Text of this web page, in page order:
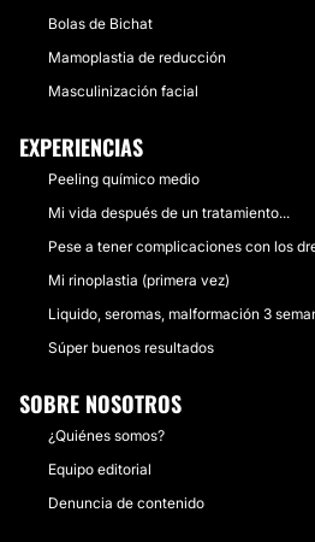
Bolas de Bichat
Mamoplastia de reducción
Masculinización facial
EXPERIENCIAS
Peeling químico medio
Mi vida después de un tratamiento...
Pese a tener complicaciones con los
Mi rinoplastia (primera vez)
Liquido, seromas, malformación 3
Súper buenos resultados
SOBRE NOSOTROS
¿Quiénes somos?
Equipo editorial
Denuncia de contenido